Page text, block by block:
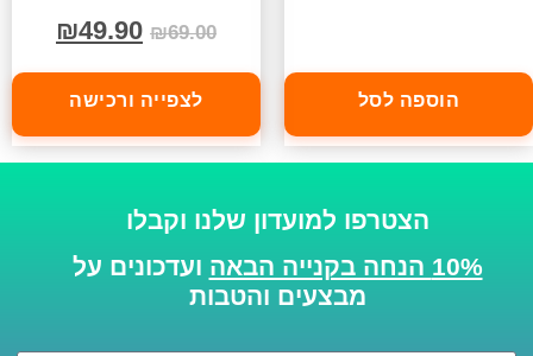
הוספה לסל
₪69.00
₪49.90
לצפייה ורכישה
הצטרפו למועדון שלנו וקבלו
10% הנחה בקנייה הבאה
ועדכונים על
מבצעים והטבות